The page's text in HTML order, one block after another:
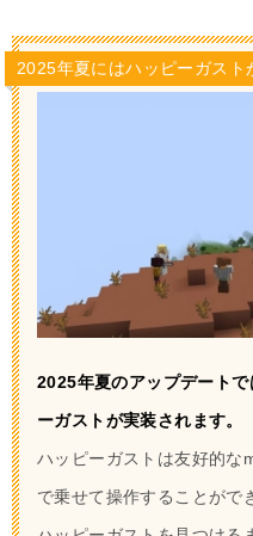
2025年夏にはハッピーガスト
2025年夏のアップデート
ーガストが実装されます。
ハッピーガストは友好的な
で乗せて操作することがで